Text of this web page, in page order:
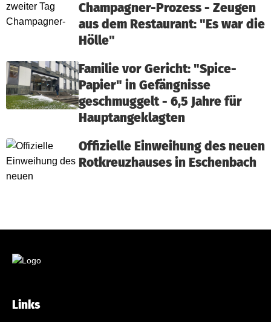
Champagner-Prozess - Zeugen
aus dem Restaurant: "Es war die
Hölle"
Familie vor Gericht: "Spice-
Papier" in Gefängnisse
geschmuggelt - 6,5 Jahre für
Hauptangeklagten
Offizielle Einweihung des neuen
Rotkreuzhauses in Eschenbach
Links